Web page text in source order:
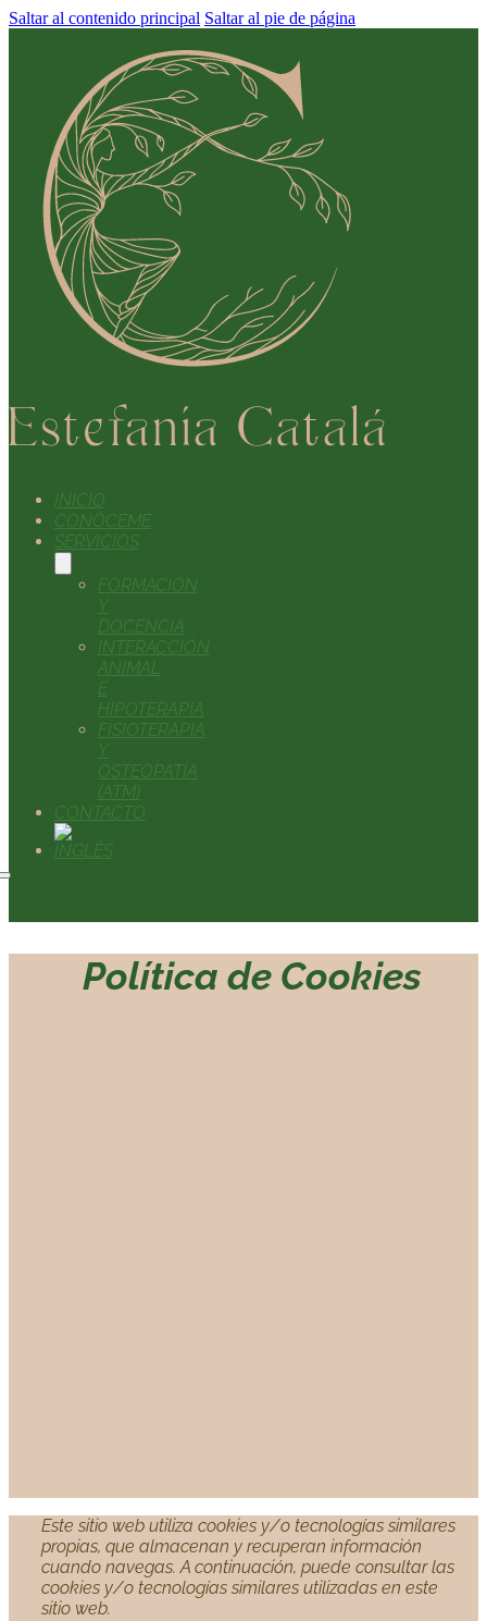
Saltar al contenido principal Saltar al pie de página
INICIO
CONÓCEME
SERVICIOS
FORMACIÓN
Y
DOCENCIA
INTERACCIÓN
ANIMAL
E
HIPOTERAPIA
FISIOTERAPIA
Y
OSTEOPATÍA
(ATM)
CONTACTO
Política de Cookies
Este sitio web utiliza cookies y/o tecnologías similares
propias, que almacenan y recuperan información
cuando navegas. A continuación, puede consultar las
cookies y/o tecnologías similares utilizadas en este
sitio web.